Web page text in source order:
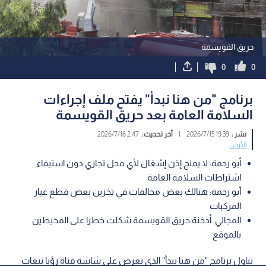
حريق القويسمة
0
0
برنامج "من هنا نبدأ" يفتح ملف إجراءات
السلامة العامة بعد حريق القويسمة
نشر :19:39 2026/7/15
| آخر تحديث :2:47 2026/7/16
الأردن
أبو رحمة: لا يمنح إذن إشغال لأي محل تجاري دون استيفاء
اشتراطات السلامة العامة
أبو رحمة: هنالك بعض مخالفات في تخزين بعض قطع غيار
المركبات
المجالي: أدخنة حريق القويسمة شكلت خطرا على المحيطين
بالموقع
تناول برنامج "من هنا نبدأ" الذي يعرض على شاشة قناة رؤيا تبعات